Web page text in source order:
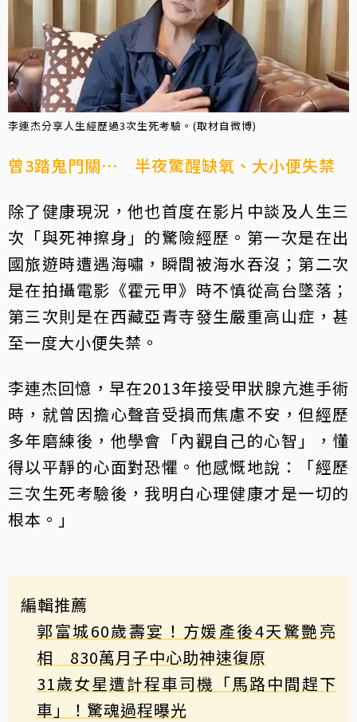
李連杰分享人生經歷過3次生死考驗。(取材自微博)
曾3踏鬼門關⋯ 半夜驚醒缺氧、大小便失禁
除了健康現況，他也首度在影片中談及人生三
次「與死神擦身」的驚險經歷。第一次是在出
國旅遊時遭遇海嘯，瞬間被海水吞沒；第二次
是在拍攝電影《霍元甲》時不慎從高台墜落；
第三次則是在西藏亞青寺發生嚴重高山症，甚
至一度大小便失禁。
李連杰回憶，早在2013年接受甲狀腺亢進手術
時，就曾因擔心聲音受損而焦慮不安，但經歷
多年磨練後，他學會「內觀自己的心智」，懂
得以平靜的心面對恐懼。他感慨地說：「經歷
三次生死考驗後，我明白心理健康才是一切的
根本。」
編輯推薦
郭富城60歲壽宴！方媛產後4天驚艷亮
相 830萬月子中心助神速復原
31歲女星遭計程車司機「馬路中間趕下
車」！驚魂過程曝光